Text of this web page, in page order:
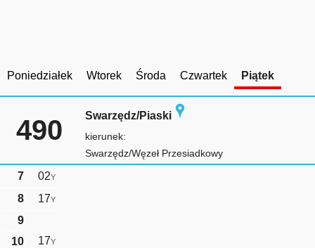
Poniedziałek Wtorek Środa Czwartek Piątek
490 Swarzędz/Piaski
kierunek:
Swarzędz/Węzeł Przesiadkowy
7 02Y
8 17Y
9
10
17Y